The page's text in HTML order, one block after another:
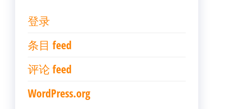
登录
条目 feed
评论 feed
WordPress.org